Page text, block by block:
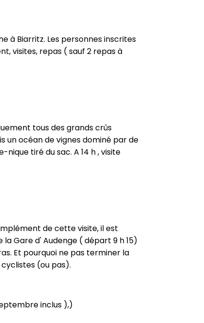
à Biarritz. Les personnes inscrites
visites, repas ( sauf 2 repas à
tous des grands crûs
un océan de vignes dominé par de
tiré du sac. A 14 h , visite
de cette visite, il est
Gare d' Audenge ( départ 9 h 15)
Et pourquoi ne pas terminer la
(ou pas).
inclus ),)